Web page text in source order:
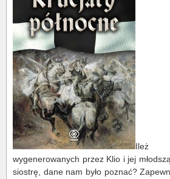
Ileż
wygenerowanych przez Klio i jej
siostrę, dane nam było poznać?